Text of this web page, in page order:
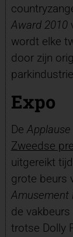
Award 2010
wordt elke
door zijn
Expo
De
Zweedse
uitgereikt
grote beurs
Amusement
de
trotse Dolly